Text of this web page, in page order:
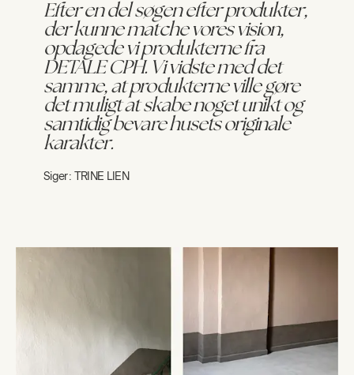
Efter en del søgen efter produkter,
der kunne matche vores vision,
opdagede vi produkterne fra
DETALE CPH. Vi vidste med det
samme, at produkterne ville gøre
det muligt at skabe noget unikt og
samtidig bevare husets originale
karakter.
Siger: TRINE LIEN